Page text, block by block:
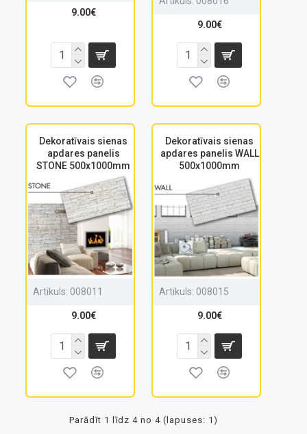
9.00€
9.00€
Dekoratīvais sienas
apdares panelis
STONE 500x1000mm
Artikuls: 008011
9.00€
Dekoratīvais sienas
apdares panelis WALL
500x1000mm
Artikuls: 008015
9.00€
Parādīt 1 līdz 4 no 4 (lapuses: 1)